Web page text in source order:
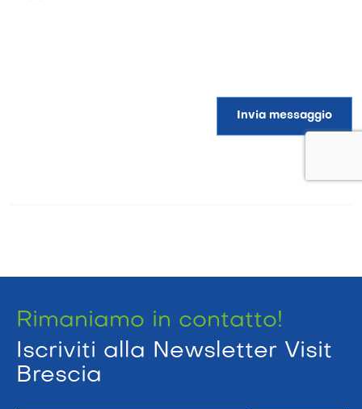
Invia messaggio
Rimaniamo in contatto!
Iscriviti alla Newsletter Visit
Brescia